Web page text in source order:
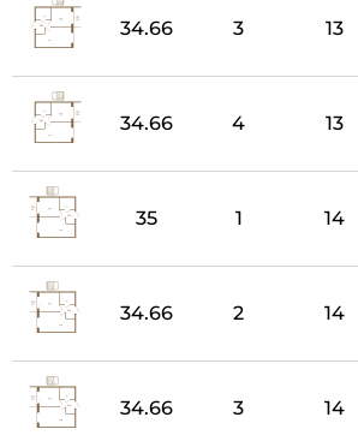
34.66 3 13
34.66 4 13
35 1 14
34.66 2 14
34.66 3 14